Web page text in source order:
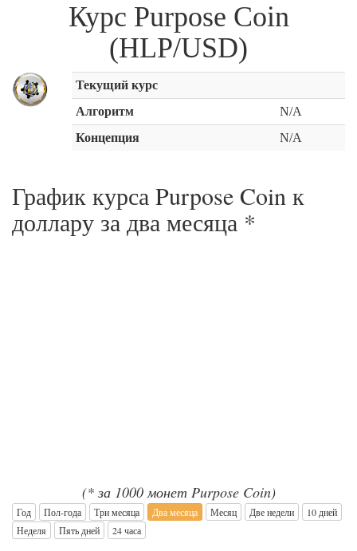
Курс Purpose Coin
(HLP/USD)
Текущий курс
Алгоритм
N/A
Концепция
N/A
График курса Purpose Coin к
доллару за два месяца *
(* за 1000 монет Purpose Coin)
Год Пол-года Три месяца Два месяца Месяц Две недели
10 дней
Неделя
Пять дней 24 часа